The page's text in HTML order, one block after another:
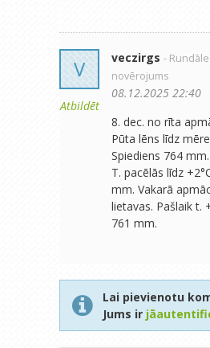
V
Atbildēt
veczirgs -
novērojums
08.12.2025 22:40
8. dec. no rīta
Pūta lēns līdz
Spiediens 764
T. pacēlās līdz
mm. Vakarā
lietavas. Pašlaik t.
761 mm.
Lai pievienotu
Jums ir